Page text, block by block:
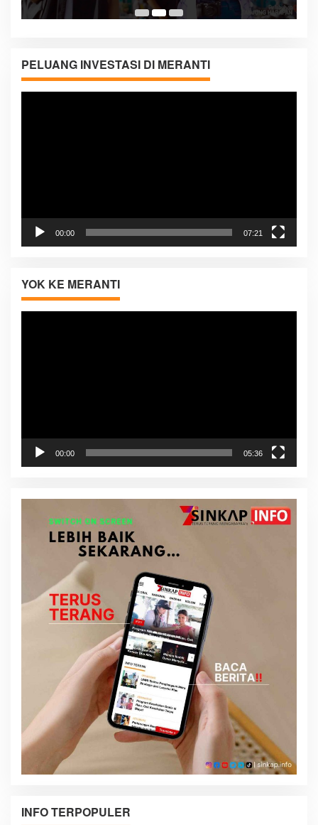
PELUANG INVESTASI DI MERANTI
00:00 07:21
YOK KE MERANTI
00:00 05:36
INFO TERPOPULER